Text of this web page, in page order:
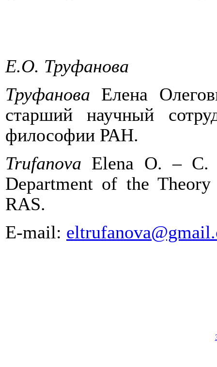
Е.О. Труфанова
Труфанова Елена
старший научный
философии РАН.
Trufanova Elena O. – C.
Department of the
RAS.
E-mail: